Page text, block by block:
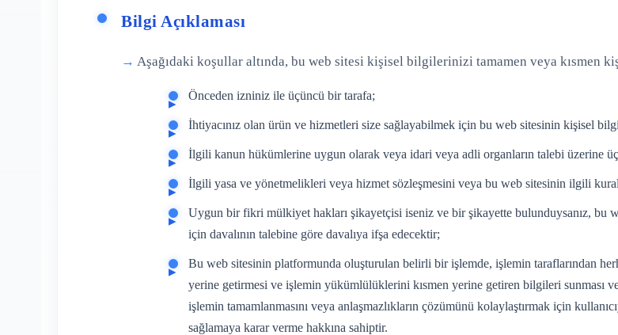
Bilgi Açıklaması
Aşağıdaki koşullar altında, bu web sitesi kişisel bilgilerinizi tamamen veya kısmen
Önceden izniniz ile üçüncü bir tarafa;
İhtiyacınız olan ürün ve hizmetleri size sağlayabilmek için bu web sitesinin kişisel
İlgili kanun hükümlerine uygun olarak veya idari veya adli organların talebi üzerine
İlgili yasa ve yönetmelikleri veya hizmet sözleşmesini veya bu web sitesinin ilgili
Uygun bir fikri mülkiyet hakları şikayetçisi iseniz ve bir şikayette bulunduysanız, bu
için davalının talebine göre davalıya ifşa edecektir;
Bu web sitesinin platformunda oluşturulan belirli bir işlemde, işlemin taraflarından
yerine getirmesi ve işlemin yükümlülüklerini kısmen yerine getiren bilgileri sunması
işlemin tamamlanmasını veya anlaşmazlıkların çözümünü kolaylaştırmak için
sağlamaya karar verme hakkına sahiptir.